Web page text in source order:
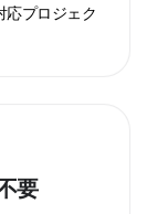
応プロジェク
要